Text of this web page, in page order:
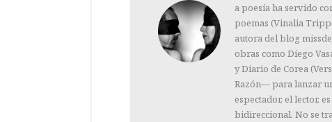
a poesía ha servido
poemas (Vinalia
autora del blog
obras como Diego
y Diario de Corea
Razón— para lanzar
espectador, el lector,
bidireccional. No se